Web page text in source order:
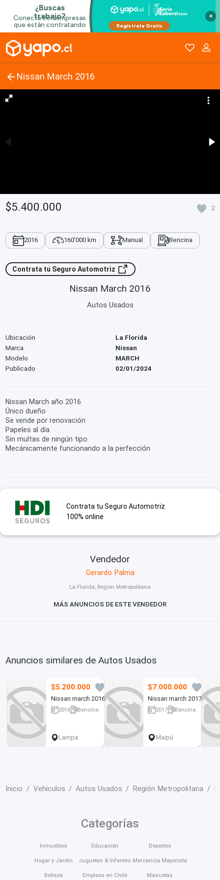
×
Nissan March 2016
$5.400.000 2
2016 160'000 km Manual Bencina
Contrata tu Seguro Automotriz
Nissan March 2016
Autos Usados
Ubicación
La Florida
Marca
Nissan
Modelo
MARCH
Publicado
02/01/2024
Nissan March año 2016
Único dueño
Se vende por renovación
Papeles al día
Sin multas de ningún tipo
Mecánicamente funcionando a la perfección
Contrata tu Seguro Automotriz
100% online
Vendedor
Gerardo Palma
La Florida, Región Metropolitana
MÁS ANUNCIOS DE ESTE VENDEDOR
Anuncios similares de Autos Usados
$5.200.000
Nissan march 2016
2016
Bencina
Lampa
$7.000.000
Nissan march 2017
2017
Bencina
Maipú
Inicio Vehículos Autos Usados Región Metropolitana
Categorías
Inmuebles
Hogar y Jardín
Belleza
Educación
Juguetes & Infantes
Empleos en Chile
Deportes
Mercancía Mayorista
Mascotas